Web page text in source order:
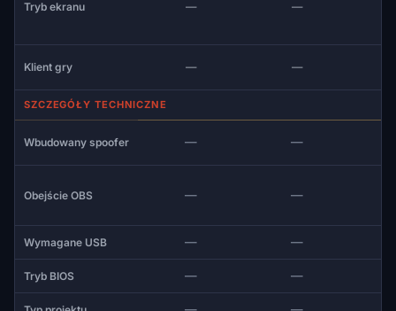
Tryb ekranu — —
Klient gry — —
SZCZEGÓŁY TECHNICZNE
Wbudowany spoofer — —
Obejście OBS — —
Wymagane USB — —
Tryb BIOS — —